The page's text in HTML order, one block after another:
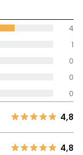
4,8
0
0
0
1
4
4,8
4,8